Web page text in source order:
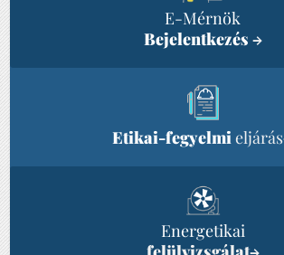
E-Mérnök
Bejelentkezés →
Etikai-fegyelmieljárás
Energetikai